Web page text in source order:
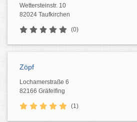
Wettersteinstr. 10
82024 Taufkirchen
(0)
Zöpf
Lochamerstraße 6
82166 Gräfelfing
(1)